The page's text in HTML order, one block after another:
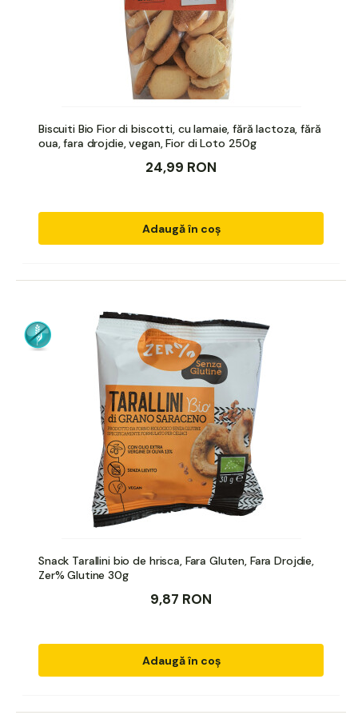
Biscuiti Bio Fior di biscotti, cu lamaie, fără lactoza, fără
oua, fara drojdie, vegan, Fior di Loto 250g
24,99 RON
Adaugă în coș
Snack Tarallini bio de hrisca, Fara Gluten, Fara Drojdie,
Zer% Glutine 30g
9,87 RON
Adaugă în coș